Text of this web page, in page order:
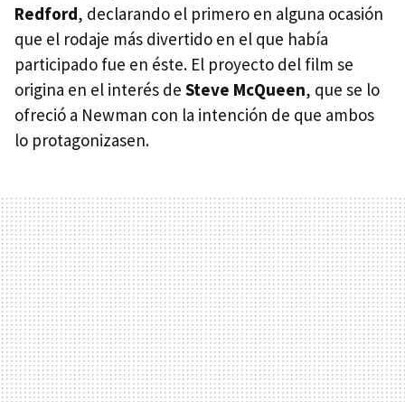
Redford, declarando el primero en alguna ocasión
que el rodaje más divertido en el que había
participado fue en éste. El proyecto del film se
origina en el interés de Steve McQueen, que se lo
ofreció a Newman con la intención de que ambos
lo protagonizasen.